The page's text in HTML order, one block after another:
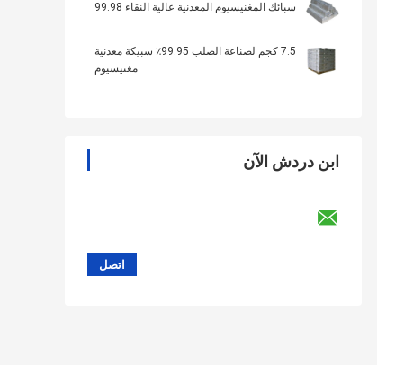
سبائك المغنيسيوم المعدنية عالية النقاء 99.98
7.5 كجم لصناعة الصلب 99.95٪ سبيكة معدنية
مغنيسيوم
ابن دردش الآن